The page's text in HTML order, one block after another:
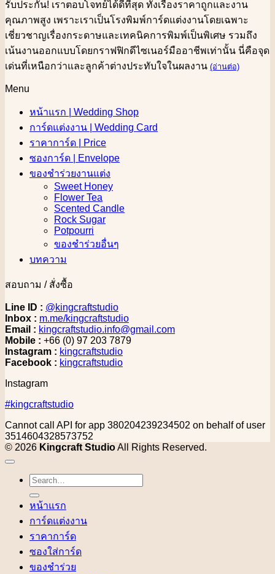
รับประกัน! เราตอบโจทย์ได้ดีที่สุด ทั้งเรื่องราคาถูกและงาน
คุณภาพสูง เพราะเราเป็นโรงพิมพ์การ์ดแต่งงานโดยเฉพาะ
เชี่ยวชาญเรื่องกระดาษและเทคนิคการพิมพ์เป็นพิเศษ รวมถึง
เน้นงานออกแบบโดยกราฟฟิกดีไซเนอร์มืออาชีพเท่านั้น นี่คือจุด
เด่นที่เหนือกว่าและลูกค้าต่างประทับใจในผลงาน (อ่านต่อ)
Menu
หน้าแรก | Wedding Shop
การ์ดแต่งงาน | Wedding Card
ราคาการ์ด | Price
ซองการ์ด | Envelope
ของชำร่วยงานแต่ง
Sweet Honey
Flower Tea
Scented Candle
Rock Sugar
Potpourri
ของชำร่วยอื่นๆ
บทความ
สอบถาม / สั่งซื้อ
Line ID : @kingcraftstudio
Inbox : m.me/kingcraftstudio
Email : kingcraftstudio.info@gmail.com
Mobile : +66 (0) 97 203 7879
Instagram : kingcraftstudio
Facebook : kingcraftstudio
Instagram
#kingcraftstudio
Cannot call API for app 380204239234502 on behalf of user
3514604328573752
© 2026 Kingcraft StudioAll Rights Reserved.
Search
for:
หน้าแรก
การ์ดแต่งงาน
ราคาการ์ด
ซองใส่การ์ด
ของชำร่วย